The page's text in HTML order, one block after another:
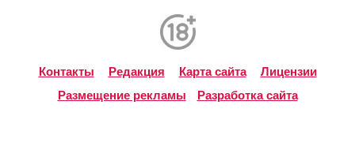
Контакты Редакция Карта сайта
Лицензии
Размещение рекламы
Разработка сайта